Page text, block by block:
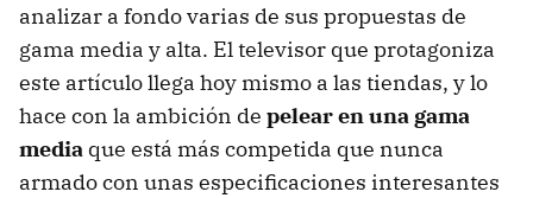
analizar a fondo varias de sus propuestas de
gama media y alta. El televisor que protagoniza
este artículo llega hoy mismo a las tiendas, y lo
hace con la ambición de pelear en una gama
media que está más competida que nunca
armado con unas especificaciones interesantes